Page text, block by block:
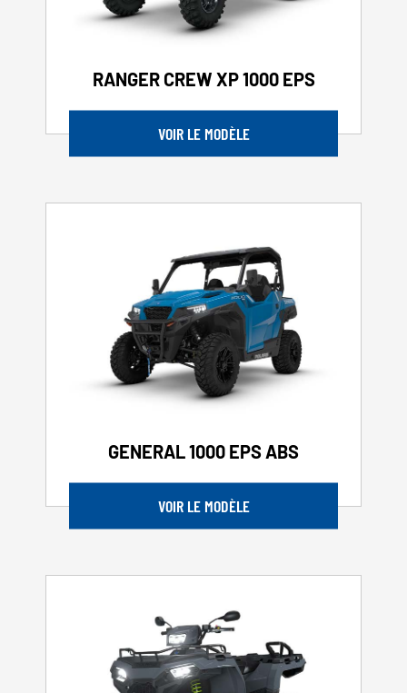
RANGER CREW XP 1000 EPS
VOIR LE MODÈLE
GENERAL 1000 EPS ABS
VOIR LE MODÈLE